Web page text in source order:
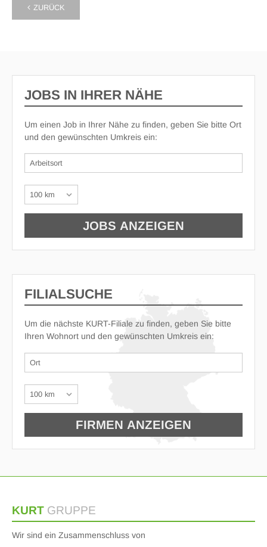
ZURÜCK
JOBS IN IHRER NÄHE
Um einen Job in Ihrer Nähe zu finden, geben Sie bitte Ort
und den gewünschten Umkreis ein:
FILIALSUCHE
Um die nächste KURT-Filiale zu finden, geben Sie bitte
Ihren Wohnort und den gewünschten Umkreis ein:
KURT GRUPPE
Wir sind ein Zusammenschluss von